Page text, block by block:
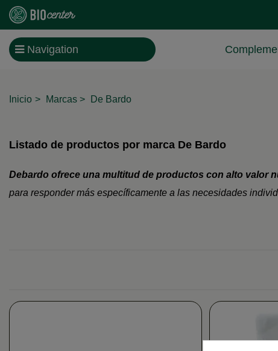
Navigation
Inicio Marcas De Bardo
Listado de productos por marca De Bardo
Debardo ofrece una multitud de productos con alto valor
para responder más específicamente a las necesidades